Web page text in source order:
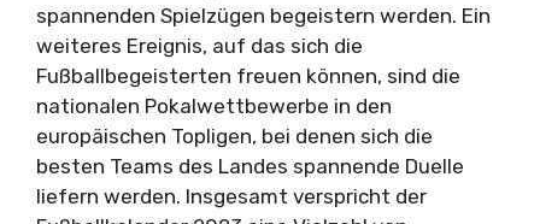
spannenden Spielzügen begeistern werden. Ein
weiteres Ereignis, auf das sich die
Fußballbegeisterten freuen können, sind die
nationalen Pokalwettbewerbe in den
europäischen Topligen, bei denen sich die
besten Teams des Landes spannende Duelle
liefern werden. Insgesamt verspricht der